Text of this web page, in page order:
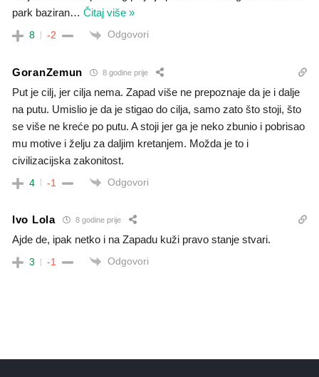
park baziran… Čitaj više »
8 -2 Odgovori
GoranZemun 8 godine prije
Put je cilj, jer cilja nema. Zapad više ne prepoznaje da je i dalje
na putu. Umislio je da je stigao do cilja, samo zato što stoji, što
se više ne kreće po putu. A stoji jer ga je neko zbunio i pobrisao
mu motive i želju za daljim kretanjem. Možda je to i
civilizacijska zakonitost.
4 -1 Odgovori
Ivo Lola 8 godine prije
Ajde de, ipak netko i na Zapadu kuži pravo stanje stvari.
3 -1 Odgovori